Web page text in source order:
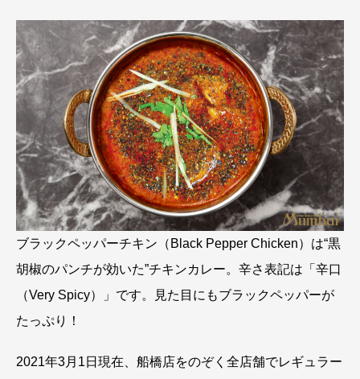
ブラックペッパーチキン（Black Pepper Chicken）は“黒
胡椒のパンチが効いた”チキンカレー。辛さ表記は「辛口
（Very Spicy）」です。見た目にもブラックペッパーが
たっぷり！
2021年3月1日現在、船橋店をのぞく全店舗でレギュラー